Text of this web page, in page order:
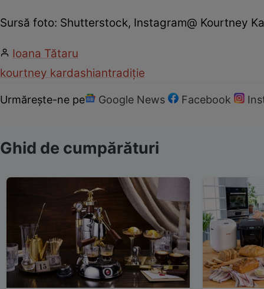
Sursă foto: Shutterstock, Instagram@ Kourtney
Ioana Tătaru
kourtney kardashiantradiție
Urmărește-ne pe Google News Facebook
Ghid de cumpărături